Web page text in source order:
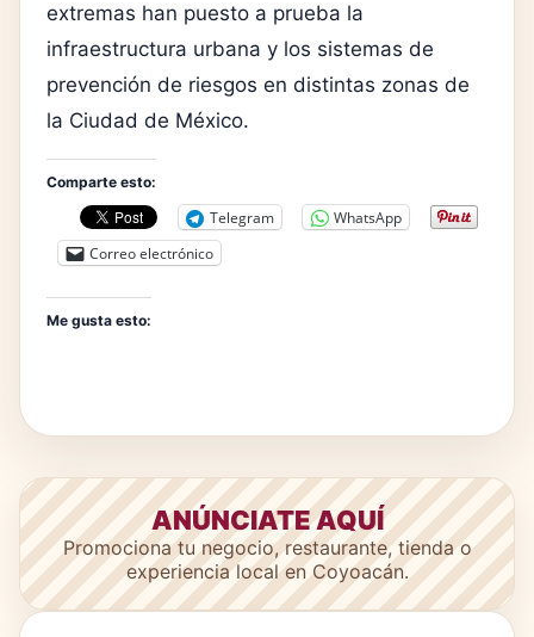
extremas han puesto a prueba la
infraestructura urbana y los sistemas de
prevención de riesgos en distintas zonas de
la Ciudad de México.
Comparte esto:
Telegram
WhatsApp
Correo electrónico
Me gusta esto:
ANÚNCIATE AQUÍ
Promociona tu negocio, restaurante, tienda o
experiencia local en Coyoacán.